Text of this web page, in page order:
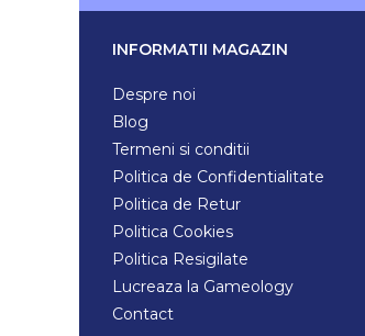
INFORMATII MAGAZIN
Despre noi
Blog
Termeni si conditii
Politica de Confidentialitate
Politica de Retur
Politica Cookies
Politica Resigilate
Lucreaza la Gameology
Contact